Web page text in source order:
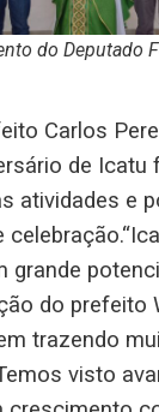
do Deputado
Carlos
de Icatu
atividades e
grande
do prefeito
trazendo
visto